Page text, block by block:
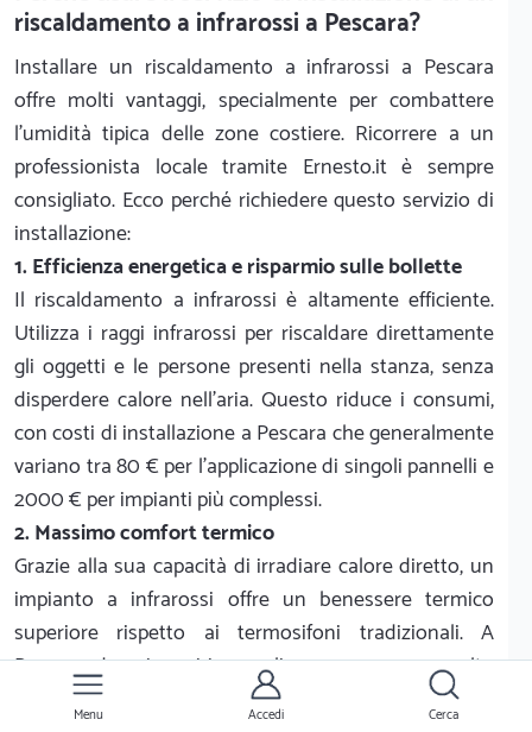
riscaldamento a infrarossi a Pescara?
Installare un riscaldamento a infrarossi a Pescara
offre molti vantaggi, specialmente per combattere
l'umidità tipica delle zone costiere. Ricorrere a un
professionista locale tramite Ernesto.it è sempre
consigliato. Ecco perché richiedere questo servizio di
installazione:
1. Efficienza energetica e risparmio sulle bollette
Il riscaldamento a infrarossi è altamente efficiente.
Utilizza i raggi infrarossi per riscaldare direttamente
gli oggetti e le persone presenti nella stanza, senza
disperdere calore nell'aria. Questo riduce i consumi,
con costi di installazione a Pescara che generalmente
variano tra 80 € per l'applicazione di singoli pannelli e
2000 € per impianti più complessi.
2. Massimo comfort termico
Grazie alla sua capacità di irradiare calore diretto, un
impianto a infrarossi offre un benessere termico
superiore rispetto ai termosifoni tradizionali. A
Pescara, dove i mesi invernali possono essere molto
umidi, questo sistema non secca l'aria e crea un
Menu Accedi Cerca